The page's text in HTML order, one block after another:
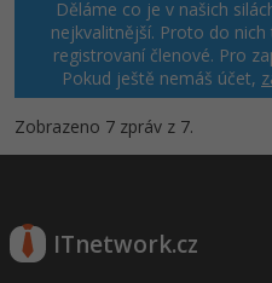
Děláme co je v našich
nejkvalitnější. Proto do
registrovaní členové. Pro
Pokud ještě nemáš účet,
Zobrazeno 7 zpráv z 7.
ITnetwork.cz